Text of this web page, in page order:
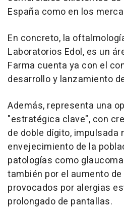
España como en los
En concreto, la
Laboratorios Edol, es un
Farma cuenta ya con el
desarrollo y lanzamiento
Además, representa una
"estratégica clave", con
de doble dígito, impulsada
envejecimiento de la
patologías como
también por el aumento
provocados por alergias
prolongado de pantallas.